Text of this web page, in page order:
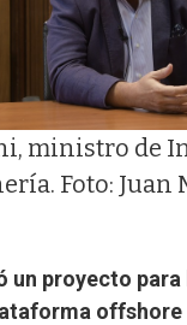
ministro de
Foto: Juan
un proyecto
offshore